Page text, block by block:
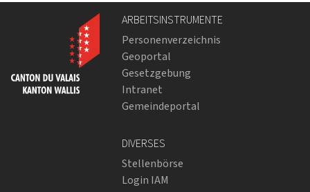
ARBEITSINSTRUMENTE
Personenverzeichnis
Geoportal
Gesetzgebung
Intranet
Gemeindeportal
DIVERSES
Stellenbörse
Login IAM